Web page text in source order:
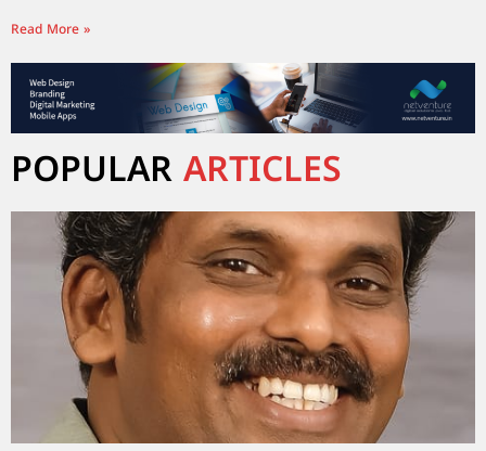
Read More »
POPULAR ARTICLES